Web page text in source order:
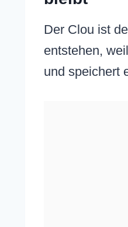
Der Clou ist
entstehen,
und speichert